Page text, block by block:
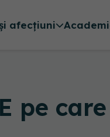
afecțiuni
pe